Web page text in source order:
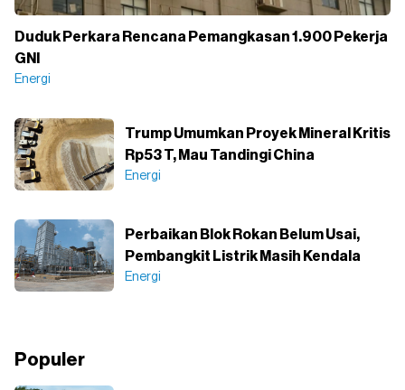
Duduk Perkara Rencana Pemangkasan 1.900 Pekerja
GNI
Energi
Trump Umumkan Proyek Mineral Kritis
Rp53 T, Mau Tandingi China
Energi
Perbaikan Blok Rokan Belum Usai,
Pembangkit Listrik Masih Kendala
Energi
Populer